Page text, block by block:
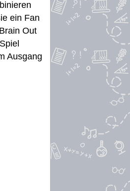
ein Fan
Out
Ausgang